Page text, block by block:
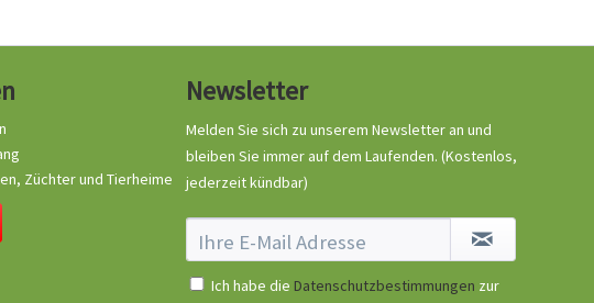
Züchter und Tierheime
Newsletter
Melden Sie sich zu unserem Newsletter an und
bleiben Sie immer auf dem Laufenden. (Kostenlos,
jederzeit kündbar)
Ich habe die Datenschutzbestimmungen zur